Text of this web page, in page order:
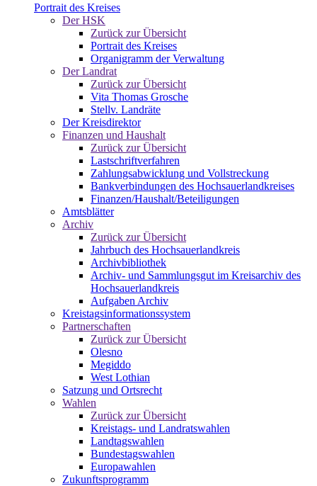
Portrait des Kreises
Der HSK
Zurück zur Übersicht
Portrait des Kreises
Organigramm der Verwaltung
Der Landrat
Zurück zur Übersicht
Vita Thomas Grosche
Stellv. Landräte
Der Kreisdirektor
Finanzen und Haushalt
Zurück zur Übersicht
Lastschriftverfahren
Zahlungsabwicklung und Vollstreckung
Bankverbindungen des Hochsauerlandkreises
Finanzen/Haushalt/Beteiligungen
Amtsblätter
Archiv
Zurück zur Übersicht
Jahrbuch des Hochsauerlandkreis
Archivbibliothek
Archiv- und Sammlungsgut im Kreisarchiv des
Hochsauerlandkreis
Aufgaben Archiv
Kreistagsinformationssystem
Partnerschaften
Zurück zur Übersicht
Olesno
Megiddo
West Lothian
Satzung und Ortsrecht
Wahlen
Zurück zur Übersicht
Kreistags- und Landratswahlen
Landtagswahlen
Bundestagswahlen
Europawahlen
Zukunftsprogramm